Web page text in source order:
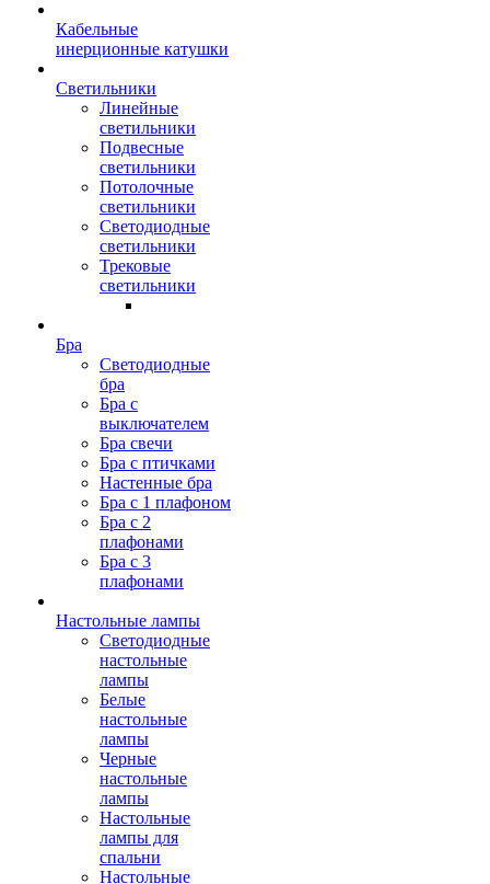
Кабельные
инерционные катушки
Светильники
Линейные
светильники
Подвесные
светильники
Потолочные
светильники
Светодиодные
светильники
Трековые
светильники
Бра
Светодиодные
бра
Бра с
выключателем
Бра свечи
Бра с птичками
Настенные бра
Бра с 1 плафоном
Бра с 2
плафонами
Бра с 3
плафонами
Настольные лампы
Светодиодные
настольные
лампы
Белые
настольные
лампы
Черные
настольные
лампы
Настольные
лампы для
спальни
Настольные